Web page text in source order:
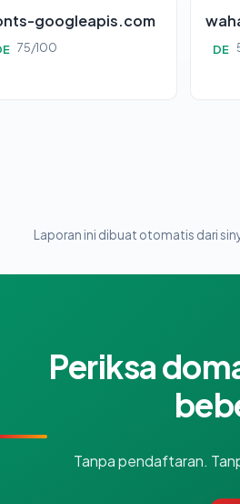
googleapis.com
75/100 DE
Laporan ini dibuat otomatis dari
Periksa
Tanpa pendaftaran.